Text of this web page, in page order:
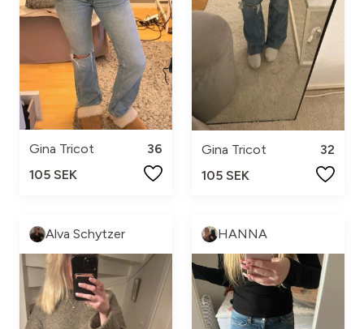
Gina Tricot
36
105 SEK
Gina Tricot
32
105 SEK
Alva Schytzer HANNA